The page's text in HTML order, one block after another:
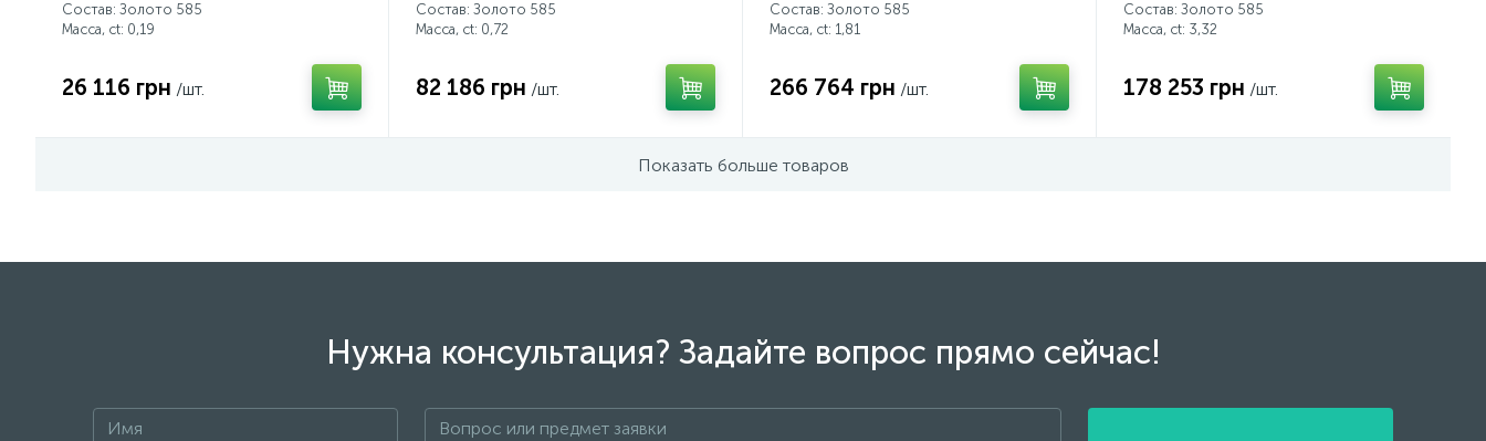
Состав: Золото 585
Масса, ct: 0,19
26 116 грн /шт.
Состав: Золото 585
Масса, ct: 0,72
82 186 грн /шт.
Состав: Золото 585
Масса, ct: 1,81
266 764 грн /шт.
Состав: Золото 585
Масса, ct: 3,32
178 253 грн /шт.
Показать больше товаров
Нужна консультация? Задайте вопрос прямо сейчас!